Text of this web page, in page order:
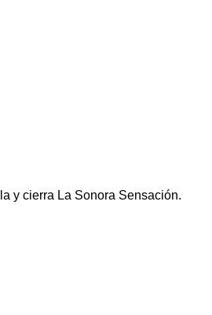
y cierra La Sonora Sensación.